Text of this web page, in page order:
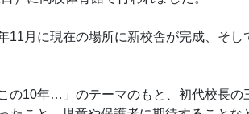
11月に現在の場所に新校舎が完成、そし
の10年…」のテーマのもと、初代校長の